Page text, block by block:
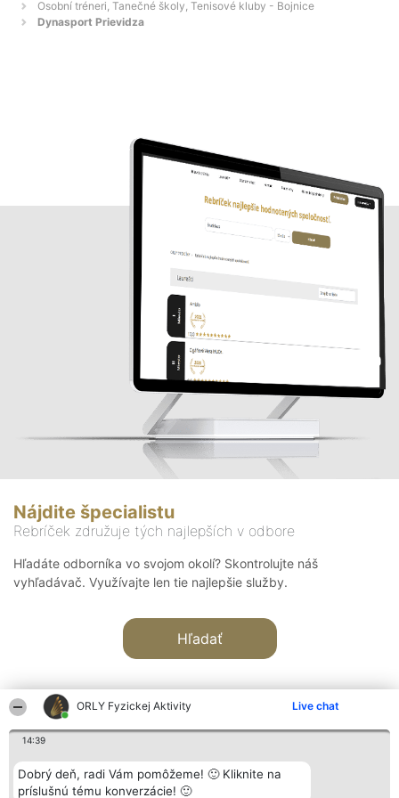
ORLY Fyzickej Aktivity Live chat
14:39
Dobrý deň, radi Vám pomôžeme! 🙂 Kliknite na
príslušnú tému konverzácie! 🙂
Osobní tréneri, Tanečné školy, Tenisové kluby - Bojnice
Dynasport Prievidza
Nájdite špecialistu
Rebríček združuje tých najlepších v odbore
Hľadáte odborníka vo svojom okolí? Skontrolujte náš
vyhľadávač. Využívajte len tie najlepšie služby.
Hľadať
Organizátor hodnotenia
Bright Side Solutions sp. z o.
o. sp. k.
Hodnotenie
Laureáti
Lista
Kontakt
Kontakt